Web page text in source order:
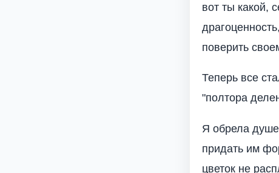
вот ты какой,
поверить
Теперь все
"полтора
Я обрела
придать им
цветок не